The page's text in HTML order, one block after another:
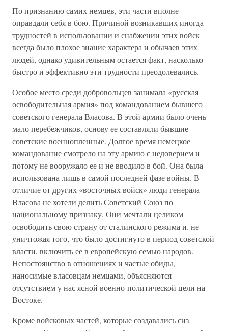
По признанию самих немцев, эти части вполне
оправдали себя в бою. Причиной возникавших иногда
трудностей в использовании и снабжении этих войск
всегда было плохое знание характера и обычаев этих
людей, однако удивительным остается факт, насколько
быстро и эффективно эти трудности преодолевались.
Особое место среди добровольцев занимала «русская
освободительная армия» под командованием бывшего
советского генерала Власова. В этой армии было очень
мало перебежчиков, основу ее составляли бывшие
советские военнопленные. Долгое время немецкое
командование смотрело на эту армию с недоверием и
потому не вооружало ее и не вводило в бой. Она была
использована лишь в самой последней фазе войны. В
отличие от других «восточных войск» люди генерала
Власова не хотели делить Советский Союз по
национальному признаку. Они мечтали целиком
освободить свою страну от сталинского режима и. не
уничтожая того, что было достигнуто в период советской
власти, включить ее в европейскую семью народов.
Непостоянство в отношениях и частые обиды,
наносимые власовцам немцами, объясняются
отсутствием у нас ясной военно-политической цели на
Востоке.
Кроме войсковых частей, которые создавались сиз